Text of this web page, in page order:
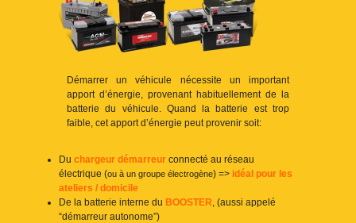
Démarrer un véhicule nécessite un important
apport d’énergie, provenant habituellement de la
batterie du véhicule. Quand la batterie est trop
faible, cet apport d’énergie peut provenir soit:
Du chargeur démarreur connecté au réseau
électrique (ou à un groupe électrogène) => idéal pour les
ateliers / domicile
De la batterie interne du BOOSTER, (aussi appelé
“démarreur autonome”)